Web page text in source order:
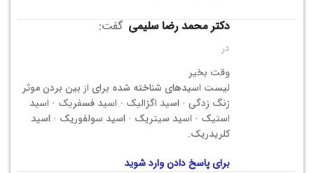
دکتر محمد رضا سلیمی گفت:
در
وقت بخیر
لیست اسیدهای شناخته شده برای از بین بردن موثر
زنگ زدگی · اسید اگزالیک · اسید فسفریک · اسید
استیک · اسید سیتریک · اسید سولفوریک · اسید
کلریدریک.
برای پاسخ دادن وارد شوید